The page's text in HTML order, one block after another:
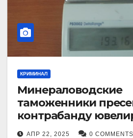
КРИМИНАЛ
Минераловодские
таможенники
контрабанду
изделий на 2 млн
АПР 22, 2025 0 COMMENTS